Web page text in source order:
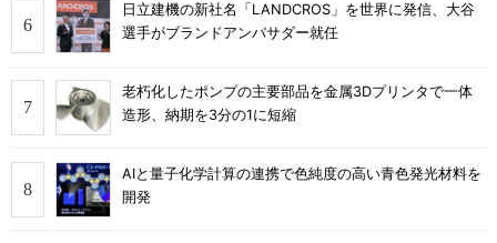
日立建機の新社名「LANDCROS」を世界に発信、大谷
選手がブランドアンバサダー就任
老朽化したポンプの主要部品を金属3Dプリンタで一体
造形、納期を3分の1に短縮
AIと量子化学計算の連携で色純度の高い青色発光材料を
開発